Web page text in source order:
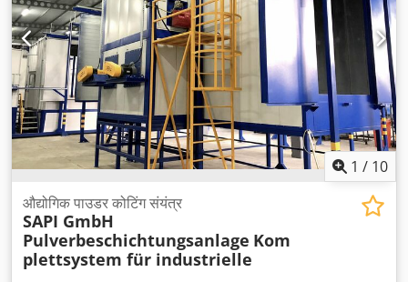
1 / 10
औद्योगिक पाउडर कोटिंग संयंत्र
SAPI GmbH
Pulverbeschichtungsanlage Kom
plettsystem für industrielle